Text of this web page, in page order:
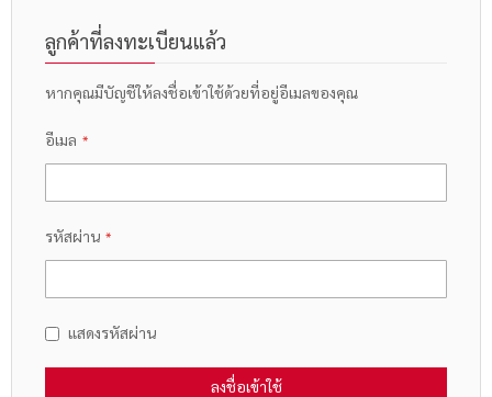
ลูกค้าที่ลงทะเบียนแล้ว
หากคุณมีบัญชีให้ลงชื่อเข้าใช้ด้วยที่อยู่อีเมลของคุณ
อีเมล
รหัสผ่าน
แสดงรหัสผ่าน
ลงชื่อเข้าใช้